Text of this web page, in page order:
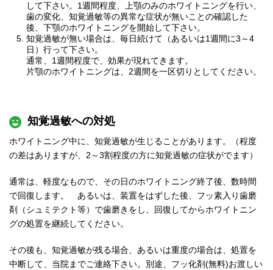
して下さい。1週間程度、上顎のみのホワイトニングを行い、
歯の変化、知覚過敏等の異常な症状が無いことの確認した
後、下顎のホワイトニングを開始して下さい。
知覚過敏が無い場合は、毎日続けて（あるいは1週間に3～4
日）行って下さい。
通常、1週間程度で、効果が現れてきます。
片顎のホワイトニングは、2週間を一区切りとしてください。
知覚過敏への対処
ホワイトニング中に、知覚過敏が生じることがあります。（程度
の差はありますが、2～3割程度の方に知覚過敏の症状がでます）
通常は、軽度なもので、その日のホワイトニング終了後、数時間
で回復します。 あるいは、装置をはずした後、フッ素入り歯磨
剤（シュミテクト等）で歯磨きをし、回復してからホワイトニン
グの処置を継続してください。
その後も、知覚過敏が残る場合、あるいは重度の場合は、処置を
中断して、当院までご連絡下さい。別途、フッ化剤(無料)お渡しい